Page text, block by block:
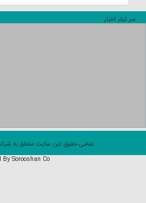
سر تیتر اخبار
تمامی حقوق این سایت متعلق به
By Sorooshan Co